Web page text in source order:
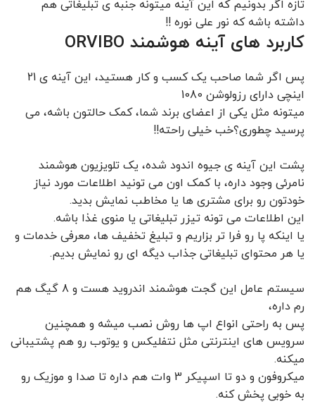
تازه اگر بدونیم که این آینه میتونه جنبه ی تبلیغاتی هم
داشته باشه که نور علی نوره !!
کاربرد های آینه هوشمند ORVIBO
پس اگر شما صاحب یک کسب و کار هستید، این آینه ی 21
اینچی دارای رزولوشن 1080
میتونه مثل یکی از اعضای برند شما، کمک حالتون باشه، می
پرسید چطوری؟خب خیلی راحته!!
پشت این آینه ی جیوه اندود شده، یک تلویزیون هوشمند
نامرئی وجود داره، با کمک اون می تونید اطلاعات مورد نیاز
خودتون رو برای مشتری ها یا مخاطب نمایش بدید.
این اطلاعات می تونه تیزر تبلیغاتی یا منوی غذا باشه.
یا اینکه پا رو فرا تر بزاریم و تبلیغ تخفیف ها، معرفی خدمات و
یا هر محتوای تبلیغاتی جذاب دیگه ای رو نمایش بدیم.
سیستم عامل این گجت هوشمند اندروید هست و 8 گیگ هم
رم داره،
پس به راحتی انواع اپ ها روش نصب میشه و همچنین
سرویس های اینترنتی مثل نتفلیکس و یوتوب رو هم پشتیبانی
میکنه.
میکروفون و دو تا اسپیکر 3 وات هم داره تا صدا و موزیک رو
به خوبی پخش کنه.